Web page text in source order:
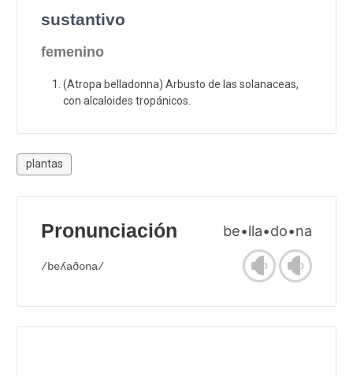
sustantivo
femenino
(Atropa belladonna) Arbusto de las solanaceas,
con alcaloides tropánicos.
plantas
Pronunciación be•lla•do•na
/beʎaðona/